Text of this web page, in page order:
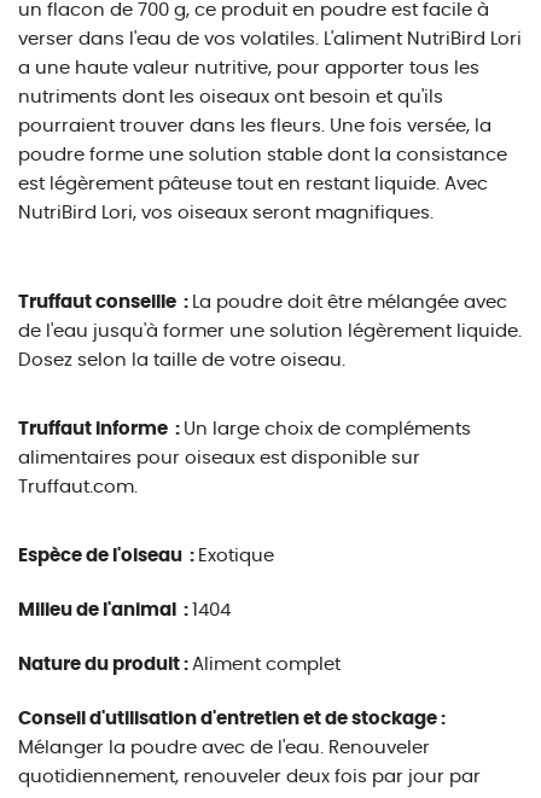
un flacon de 700 g, ce produit en poudre est facile à
verser dans l'eau de vos volatiles. L'aliment NutriBird Lori
a une haute valeur nutritive, pour apporter tous les
nutriments dont les oiseaux ont besoin et qu'ils
pourraient trouver dans les fleurs. Une fois versée, la
poudre forme une solution stable dont la consistance
est légèrement pâteuse tout en restant liquide. Avec
NutriBird Lori, vos oiseaux seront magnifiques.
Truffaut conseille : La poudre doit être mélangée avec
de l'eau jusqu'à former une solution légèrement liquide.
Dosez selon la taille de votre oiseau.
Truffaut informe : Un large choix de compléments
alimentaires pour oiseaux est disponible sur
Truffaut.com.
Espèce de l'oiseau : Exotique
Milieu de l'animal : 1404
Nature du produit : Aliment complet
Conseil d'utilisation d'entretien et de stockage :
Mélanger la poudre avec de l'eau. Renouveler
quotidiennement, renouveler deux fois par jour par